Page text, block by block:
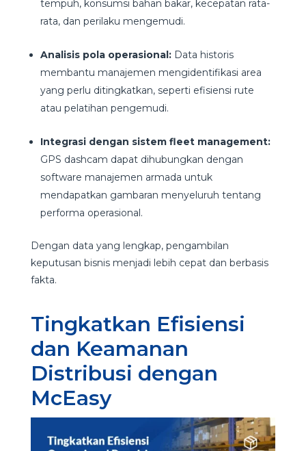
tempuh, konsumsi bahan bakar, kecepatan rata-
rata, dan perilaku mengemudi.
Analisis pola operasional:Data historis
membantu manajemen mengidentifikasi area
yang perlu ditingkatkan, seperti efisiensi rute
atau pelatihan pengemudi.
Integrasi dengan sistem fleet management:
GPS dashcam dapat dihubungkan dengan
software manajemen armada untuk
mendapatkan gambaran menyeluruh tentang
performa operasional.
Dengan data yang lengkap, pengambilan
keputusan bisnis menjadi lebih cepat dan berbasis
fakta.
Tingkatkan Efisiensi
dan Keamanan
Distribusi dengan
McEasy